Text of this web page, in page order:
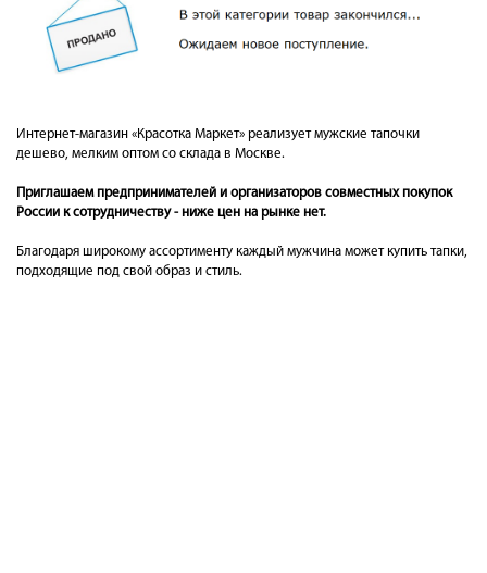
Интернет-магазин «Красотка Маркет» реализует мужские тапочки
дешево, мелким оптом со склада в Москве.
Приглашаем предпринимателей и организаторов совместных покупок
России к сотрудничеству - ниже цен на рынке нет.
Благодаря широкому ассортименту каждый мужчина может купить тапки,
подходящие под свой образ и стиль.